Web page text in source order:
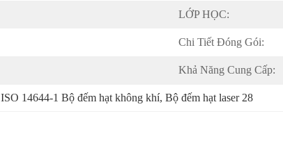
LỚP HỌC:
Chi Tiết Đóng Gói:
Khả Năng Cung Cấp:
ISO 14644-1 Bộ đếm hạt không khí, Bộ đếm hạt laser 28